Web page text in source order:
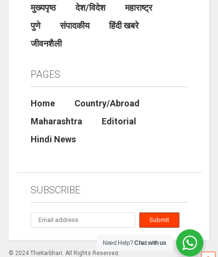
मुख्यपृष्ठ देश/विदेश
महाराष्ट्र
पुणे
संपादकीय
हिंदी खबरे
जीवनशैली
PAGES
Home
Country/Abroad
Maharashtra
Editorial
Hindi News
SUBSCRIBE
© 2024 TheKarbhari. All Rights Reserved
Need Help?Chat with us